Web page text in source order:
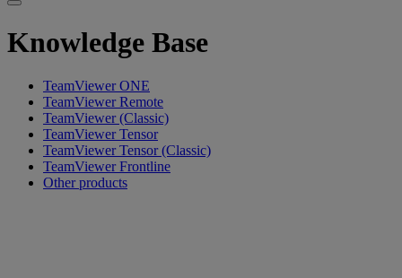
Knowledge Base
TeamViewer ONE
TeamViewer Remote
TeamViewer (Classic)
TeamViewer Tensor
TeamViewer Tensor (Classic)
TeamViewer Frontline
Other products